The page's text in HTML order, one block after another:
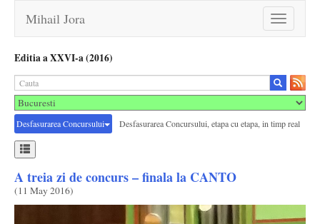
Toggle
navigation
Mihail Jora
Editia a XXVI-a (2016)
Desfasurarea Concursului Desfasurarea Concursului, etapa cu etapa, in timp real
A treia zi de concurs – finala la CANTO
(11 May 2016)